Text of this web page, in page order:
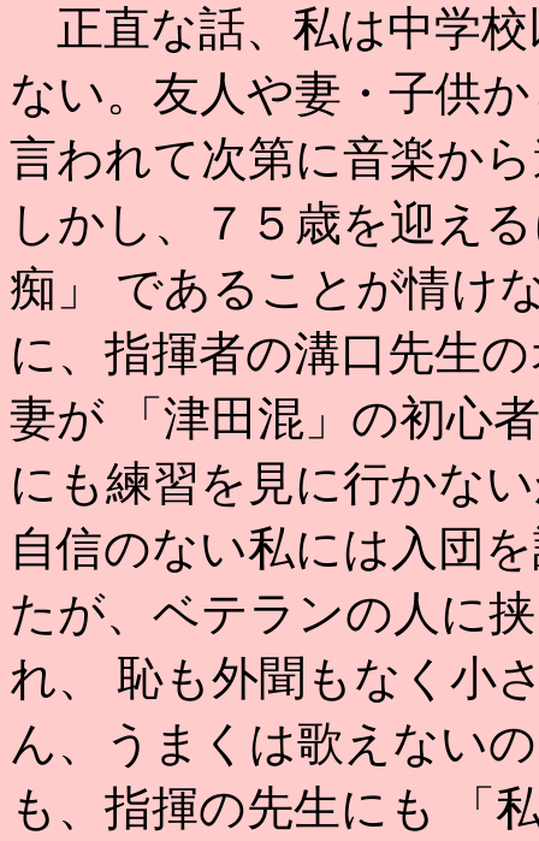
正直な話、私は中学
ない。友人や妻・子供
言われて次第に音楽か
しかし、７５歳を迎え
痴」 であることが情け
に、指揮者の溝口先生
妻が 「津田混」の初心
にも練習を見に行かな
自信のない私には入団
たが、ベテランの人に
れ、 恥も外聞もなく小
ん、うまくは歌えない
も、指揮の先生にも 「